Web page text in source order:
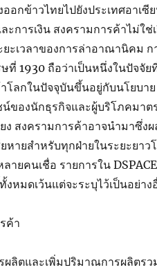
อกข้าวไทยไปยังประเทศอาเซี
ะการเงิน สงครามการค้าไม่ใ
ยะเวลาของการล่าอาณานิคม
ที่ 1930 ถือว่าเป็นหนึ่งในปัจจั
โลกในปัจจุบันขึ้นอยู่กับนโยบาย
น์ของนักธุรกิจและผู้บริโภคมาต
ง สงครามการค้าอาจนำมาซึ่ง
หายสำหรับทุกฝ่ายในระยะยาว
ายคนเชื่อ รายการใน
หมดเว้นแต่จะระบุไว้เป็นอย่าง
ผลิตและเพิ่มปริมาณการผลิตร